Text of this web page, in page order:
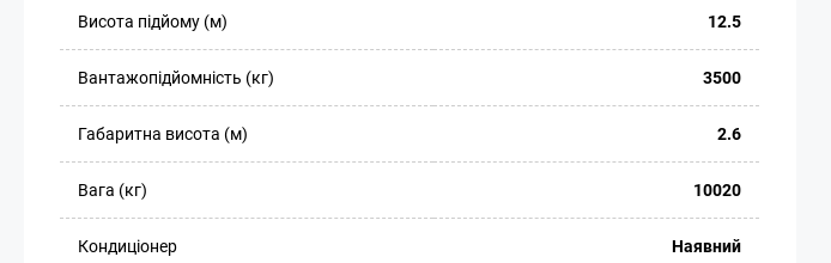
Висота підйому (м) 12.5
Вантажопідйомність (кг) 3500
Габаритна висота (м) 2.6
Вага (кг) 10020
Кондиціонер Наявний